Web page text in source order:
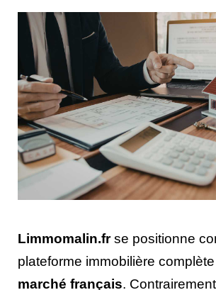
Limmomalin.frse positionne
plateforme immobilière
marché français.